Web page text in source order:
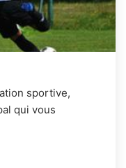
sportive,
qui vous